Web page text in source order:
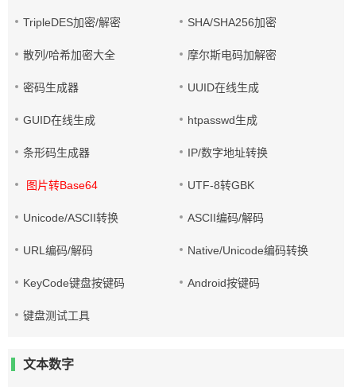
TripleDES加密/解密 SHA/SHA256加密
散列/哈希加密大全 摩尔斯电码加解密
密码生成器 UUID在线生成
GUID在线生成 htpasswd生成
条形码生成器 IP/数字地址转换
图片转Base64 UTF-8转GBK
Unicode/ASCII转换 ASCII编码/解码
URL编码/解码 Native/Unicode编码转换
KeyCode键盘按键码 Android按键码
键盘测试工具
文本数字